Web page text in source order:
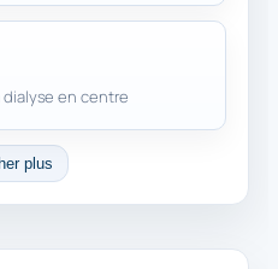
en centre
plus